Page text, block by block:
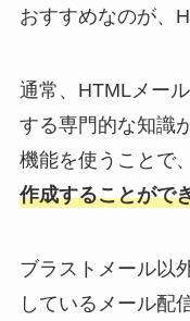
おすすめなのが、
通常、HTMLメー
する専門的な知識
機能を使うことで、
作成することがで
ブラストメール以
しているメール配